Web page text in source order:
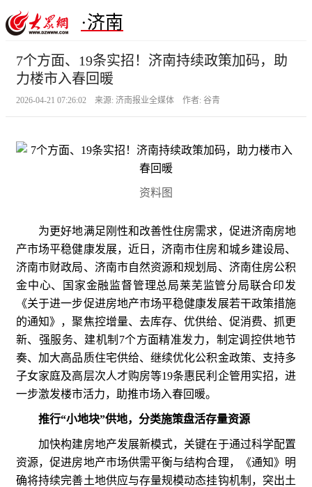
·济南
7个方面、19条实招！济南持续政策加码，助
力楼市入春回暖
2026-04-21 07:26:02 来源: 济南报业全媒体 作者: 谷青
资料图
为更好地满足刚性和改善性住房需求，促进济南房地
产市场平稳健康发展，近日，济南市住房和城乡建设局、
济南市财政局、济南市自然资源和规划局、济南住房公积
金中心、国家金融监督管理总局莱芜监管分局联合印发
《关于进一步促进房地产市场平稳健康发展若干政策措施
的通知》，聚焦控增量、去库存、优供给、促消费、抓更
新、强服务、建机制7个方面精准发力，制定调控供地节
奏、加大高品质住宅供给、继续优化公积金政策、支持多
子女家庭及高层次人才购房等19条惠民利企管用实招，进
一步激发楼市活力，助推市场入春回暖。
推行“小地块”供地，分类施策盘活存量资源
加快构建房地产发展新模式，关键在于通过科学配置
资源，促进房地产市场供需平衡与结构合理，《通知》明
确将持续完善土地供应与存量规模动态挂钩机制，突出土